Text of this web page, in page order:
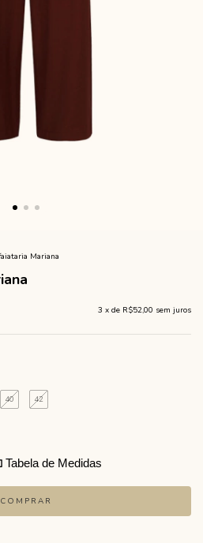
Mariana
3 x de R$52,00 sem juros
40 42
Tabela de Medidas